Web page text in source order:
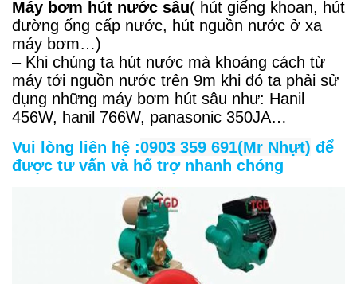
Máy bơm hút nước sâu( hút giếng khoan, hút
đường ống cấp nước, hút nguồn nước ở xa
máy bơm…)
– Khi chúng ta hút nước mà khoảng cách từ
máy tới nguồn nước trên 9m khi đó ta phải sử
dụng những máy bơm hút sâu như: Hanil
456W, hanil 766W, panasonic 350JA…
Vui lòng liên hệ :0903 359 691(Mr Nhựt) để
được tư vấn và hổ trợ nhanh chóng